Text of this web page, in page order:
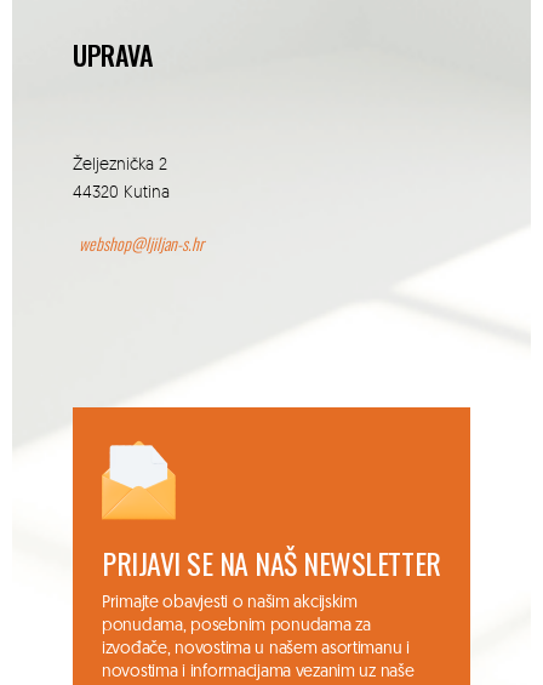
UPRAVA
Željeznička 2
44320 Kutina
webshop@ljiljan-s.hr
PRIJAVI SE NA NAŠ NEWSLETTER
Primajte obavjesti o našim akcijskim
ponudama, posebnim ponudama za
izvođače, novostima u našem asortimanu i
novostima i informacijama vezanim uz naše